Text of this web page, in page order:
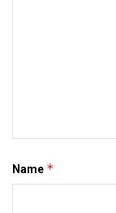
Name *